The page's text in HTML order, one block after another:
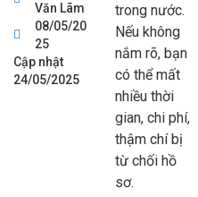
Văn Lãm
08/05/20
25
Cập nhật
24/05/2025
trong nước.
Nếu không
nắm rõ, bạn
có thể mất
nhiều thời
gian, chi phí,
thậm chí bị
từ chối hồ
sơ.